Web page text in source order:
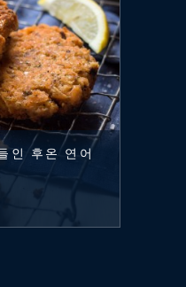
인 후온 연어